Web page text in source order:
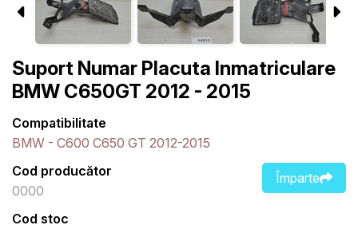
Suport Numar Placuta Inmatriculare
BMW C650GT 2012 - 2015
Compatibilitate
BMW - C600 C650 GT 2012-2015
Împarte
Cod producător
0000
Cod stoc